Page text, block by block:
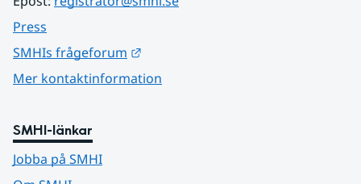
Press
SMHIs frågeforum
Mer kontaktinformation
SMHI-länkar
Jobba på SMHI